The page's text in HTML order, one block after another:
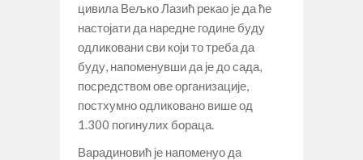
цивила Вељко Лазић рекао је да ће
настојати да наредне године буду
одликовани сви који то треба да
буду, напоменувши да је до сада,
посредством ове организације,
постхумно одликовано више од
1.300 погинулих бораца.
Варадиновић је напоменуо да